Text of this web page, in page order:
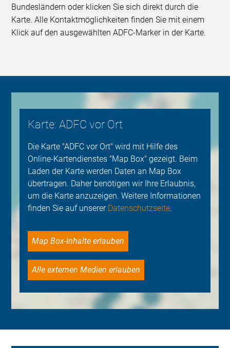
Bundesländern oder klicken Sie sich direkt durch die
Karte. Alle Kontaktmöglichkeiten finden Sie mit einem
Klick auf den ausgewählten ADFC-Marker in der Karte.
Karte: ADFC vor Ort
Die Karte "ADFC vor Ort" wird mit Hilfe des
Online-Kartendienstes "Map Box" gezeigt. Beim
Laden der Karte werden Daten an Map Box
übertragen. Daher benötigen wir Ihre Erlaubnis,
um die Karte anzuzeigen. Weitere Informationen
finden Sie auf unserer Datenschutzseite.
Map Box-Inhalte erlauben
Alle externen Medien erlauben